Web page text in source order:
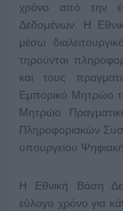
χρόνο από την
Δεδομένων. Η
μέσω
τηρούνται
και τους
Εμπορικό Μητρώο
Μητρώο
Πληροφοριακών
υπουργείου
Η Εθνική Βάση
εύλογο χρόνο για